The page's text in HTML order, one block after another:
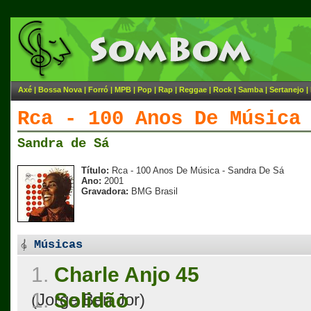
Axé | Bossa Nova | Forró | MPB | Pop | Rap | Reggae | Rock | Samba | Sertanejo |
Rca - 100 Anos De
Sandra de Sá
Título: Rca - 100 Anos De Música - Sandra De Sá
Ano: 2001
Gravadora: BMG Brasil
Músicas
1. Charle Anjo 45
(Jorge Ben Jor)
1. Solidão